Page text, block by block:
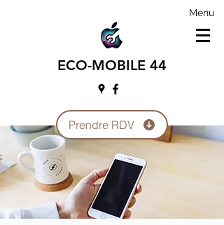
Menu
ECO-MOBILE 44
Prendre RDV